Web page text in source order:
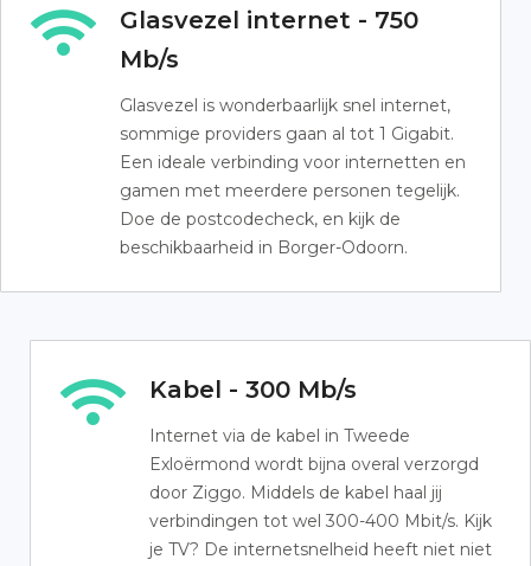
Glasvezel internet - 750
Mb/s
Glasvezel is wonderbaarlijk snel internet,
sommige providers gaan al tot 1 Gigabit.
Een ideale verbinding voor internetten en
gamen met meerdere personen tegelijk.
Doe de postcodecheck, en kijk de
beschikbaarheid in Borger-Odoorn.
Kabel - 300 Mb/s
Internet via de kabel in Tweede
Exloërmond wordt bijna overal verzorgd
door Ziggo. Middels de kabel haal jij
verbindingen tot wel 300-400 Mbit/s. Kijk
je TV? De internetsnelheid heeft niet niet